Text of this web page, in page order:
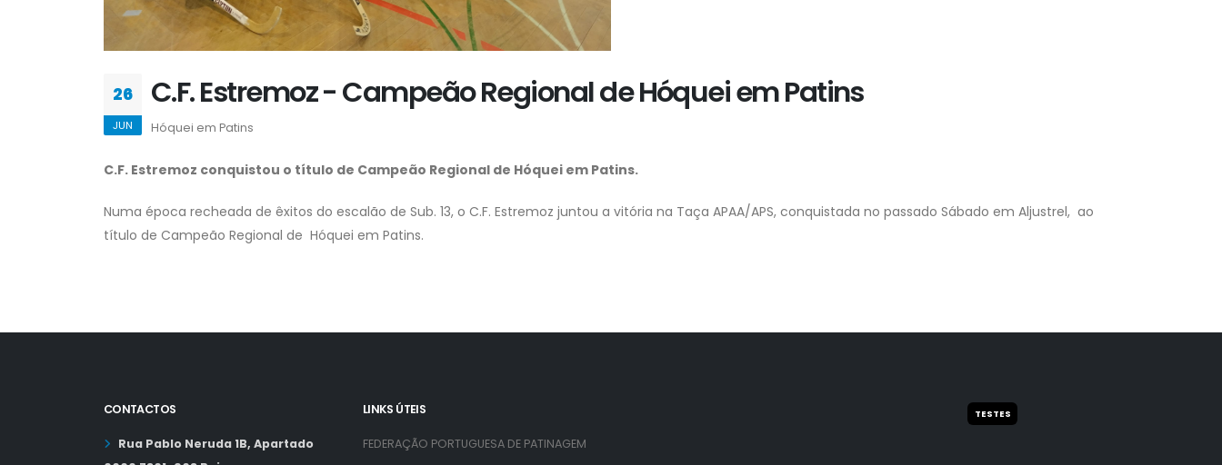
26
JUN
C.F. Estremoz - Campeão Regional de Hóquei em Patins
Hóquei em Patins
C.F. Estremoz conquistou o título de Campeão Regional de Hóquei em Patins.
Numa época recheada de êxitos do escalão de Sub. 13, o C.F. Estremoz juntou a vitória na Taça APAA/APS, conquistada no passado Sábado em Aljustrel, ao
título de Campeão Regional de Hóquei em Patins.
CONTACTOS
Rua Pablo Neruda 1B, Apartado
LINKS ÚTEIS
FEDERAÇÃO PORTUGUESA DE PATINAGEM
TESTES